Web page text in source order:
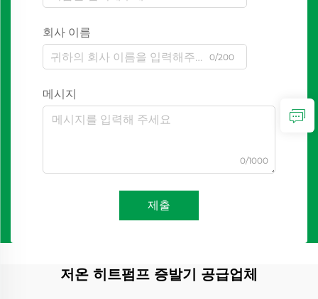
회사 이름
0/200
메시지
0/1000
제출
저온 히트펌프 증발기 공급업체